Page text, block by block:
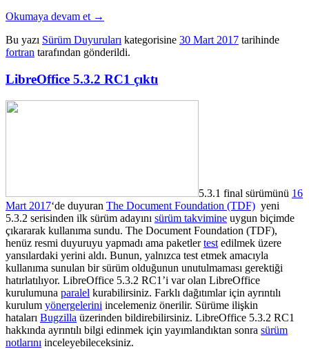
Okumaya devam et →
Bu yazı Sürüm Duyuruları kategorisine 30 Mart 2017 tarihinde
fortran tarafından gönderildi.
LibreOffice 5.3.2 RC1 çıktı
5.3.1 final sürümünü 16
Mart 2017‘de duyuran The Document Foundation (TDF) yeni
5.3.2 serisinden ilk sürüm adayını sürüm takvimine uygun biçimde
çıkararak kullanıma sundu. The Document Foundation (TDF),
henüz resmi duyuruyu yapmadı ama paketlertest edilmek üzere
yansılardaki yerini aldı. Bunun, yalnızca test etmek amacıyla
kullanıma sunulan bir sürüm olduğunun unutulmaması gerektiği
hatırlatılıyor. LibreOffice 5.3.2 RC1’i var olan LibreOffice
kurulumuna paralel kurabilirsiniz. Farklı dağıtımlar için ayrıntılı
kurulum yönergelerini incelemeniz önerilir. Sürüme ilişkin
hataları Bugzilla üzerinden bildirebilirsiniz. LibreOffice 5.3.2 RC1
hakkında ayrıntılı bilgi edinmek için yayımlandıktan sonra sürüm
notlarını inceleyebileceksiniz.